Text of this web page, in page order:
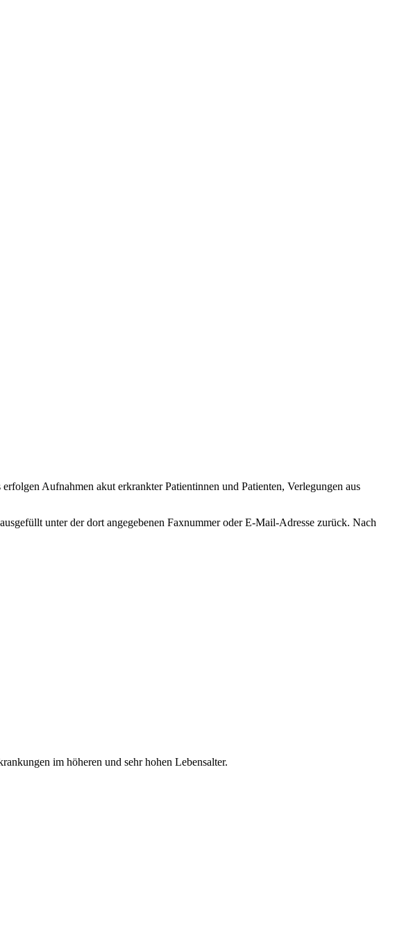
Aufnahmen akut erkrankter Patientinnen und Patienten, Verlegungen aus
unter der dort angegebenen Faxnummer oder E-Mail-Adresse zurück. Nach
im höheren und sehr hohen Lebensalter.